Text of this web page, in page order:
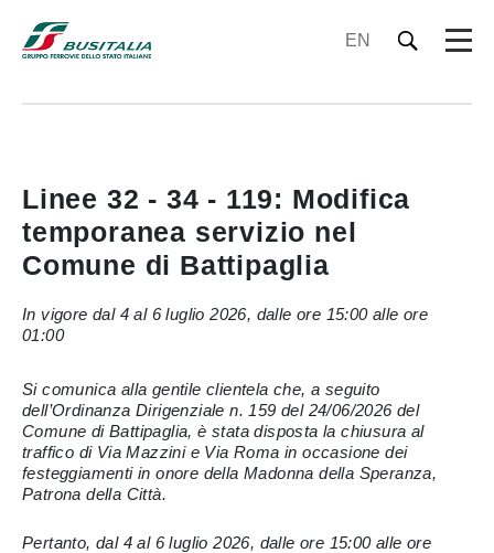
EN
Linee 32 - 34 - 119: Modifica
temporanea servizio nel
Comune di Battipaglia
In vigore dal 4 al 6 luglio 2026, dalle ore 15:00 alle ore
01:00
Si comunica alla gentile clientela che, a seguito
dell’Ordinanza Dirigenziale n. 159 del 24/06/2026 del
Comune di Battipaglia, è stata disposta la chiusura al
traffico di Via Mazzini e Via Roma in occasione dei
festeggiamenti in onore della Madonna della Speranza,
Patrona della Città.
Pertanto, dal 4 al 6 luglio 2026, dalle ore 15:00 alle ore